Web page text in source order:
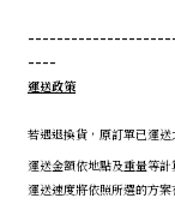
----
運送政策
若遇退換貨，原訂單已運送
運送金額依地點及重量等計
運送速度將依照所選的方案